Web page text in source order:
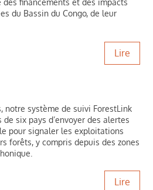
financements et des impacts
du Bassin du Congo, de leur
Lire
notre système de suivi ForestLink
six pays d’envoyer des alertes
pour signaler les exploitations
forêts, y compris depuis des zones
Lire